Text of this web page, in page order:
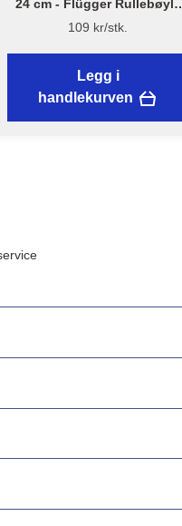
24 cm - Flügger Rullebøyle
kort - NYTT DESIGN
109 kr/stk.
Legg i
handlekurven